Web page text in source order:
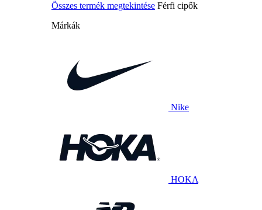
Összes termék megtekintése Férfi cipők
Márkák
Nike
HOKA